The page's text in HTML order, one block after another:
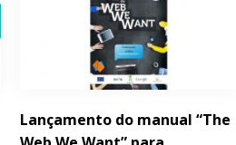
Lançamento do manual “The